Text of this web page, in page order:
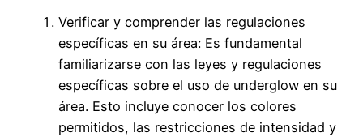
Verificar y comprender las regulaciones
específicas en su área: Es fundamental
familiarizarse con las leyes y regulaciones
específicas sobre el uso de underglow en su
área. Esto incluye conocer los colores
permitidos, las restricciones de intensidad y